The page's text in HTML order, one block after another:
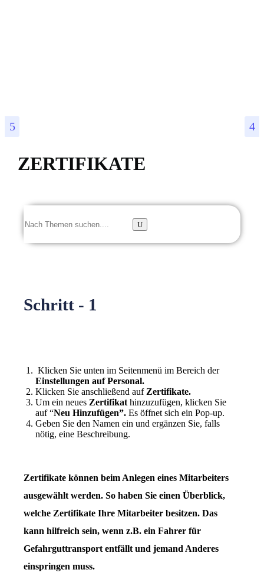
ZERTIFIKATE
Schritt - 1
Klicken Sie unten im Seitenmenü im Bereich der
Einstellungen auf Personal.
Klicken Sie anschließend auf Zertifikate.
Um ein neues Zertifikat hinzuzufügen, klicken Sie
auf “Neu Hinzufügen”. Es öffnet sich ein Pop-up.
Geben Sie den Namen ein und ergänzen Sie, falls
nötig, eine Beschreibung.
Zertifikate können beim Anlegen eines Mitarbeiters
ausgewählt werden. So haben Sie einen Überblick,
welche Zertifikate Ihre Mitarbeiter besitzen. Das
kann hilfreich sein, wenn z.B. ein Fahrer für
Gefahrguttransport entfällt und jemand Anderes
einspringen muss.